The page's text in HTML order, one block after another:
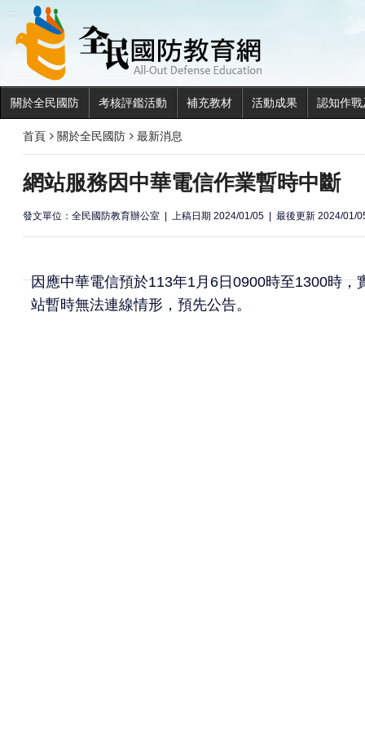
:::
關於全民國防 考核評鑑活動 補充教材 活動成果 認知作
首頁 關於全民國防 最新消息
網站服務因中華電信作業暫時中斷
發文單位：全民國防教育辦公室 上稿日期 2024/01/05 最後更新 2024/01/
因應中華電信預於113年1月6日0900時至1300時，
站暫時無法連線情形，預先公告。